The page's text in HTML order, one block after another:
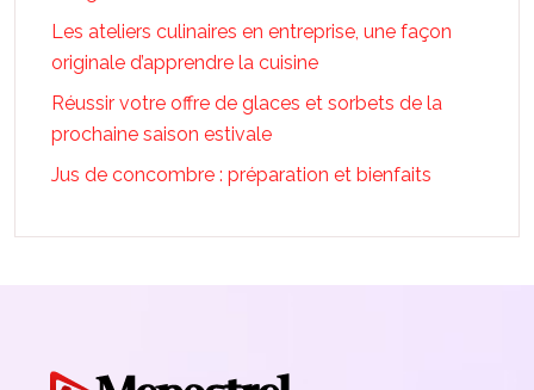
Les ateliers culinaires en entreprise, une façon
originale d’apprendre la cuisine
Réussir votre offre de glaces et sorbets de la
prochaine saison estivale
Jus de concombre : préparation et bienfaits